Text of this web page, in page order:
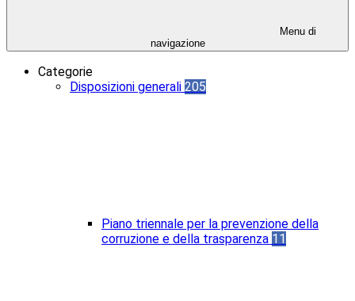
Menu di
navigazione
Categorie
Disposizioni generali 205
Piano triennale per la prevenzione della
corruzione e della trasparenza 11